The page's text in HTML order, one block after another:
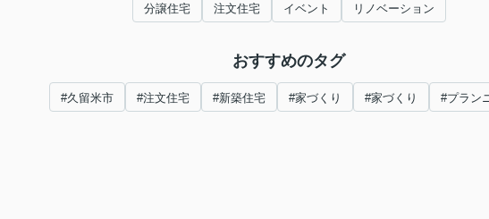
分譲住宅 注文住宅 イベント リノベーション
おすすめのタグ
#久留米市 #注文住宅 #新築住宅 #家づくり #家づくり #プラン